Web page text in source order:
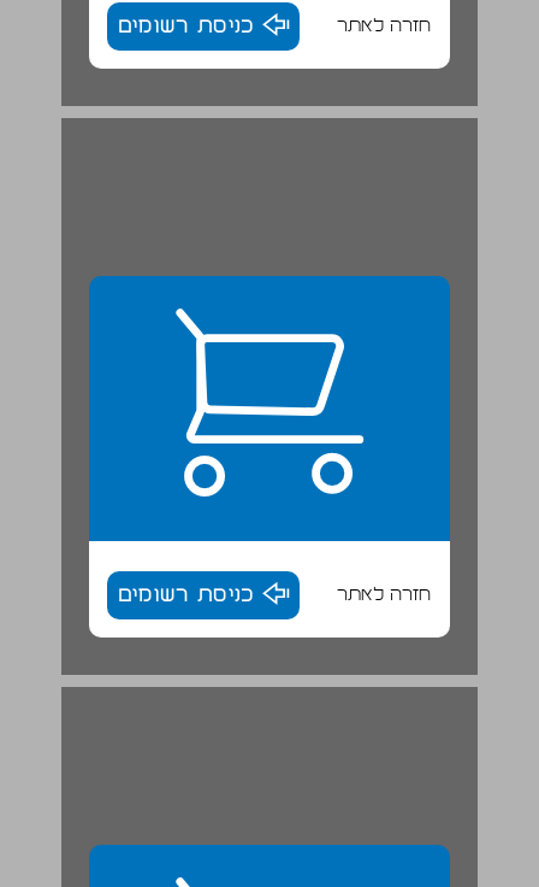
חזרה לאתר כניסת רשומים
פרט מתוך "ברנר, סיפור חיים" מאת אניטה שפירא ... 29
חזרה לאתר כניסת רשומים